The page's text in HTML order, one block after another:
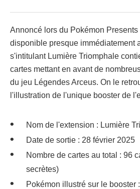
Annoncé lors du Pokémon
disponible presque immédiatement
s'intitulant Lumière Triomphale
cartes mettant en avant de
du jeu Légendes Arceus. On le
l'illustration de l'unique booster de
Nom de l'extension : Lumière
Date de sortie : 28 février 2025
Nombre de cartes au total : 96
secrètes)
Pokémon illustré sur le booster